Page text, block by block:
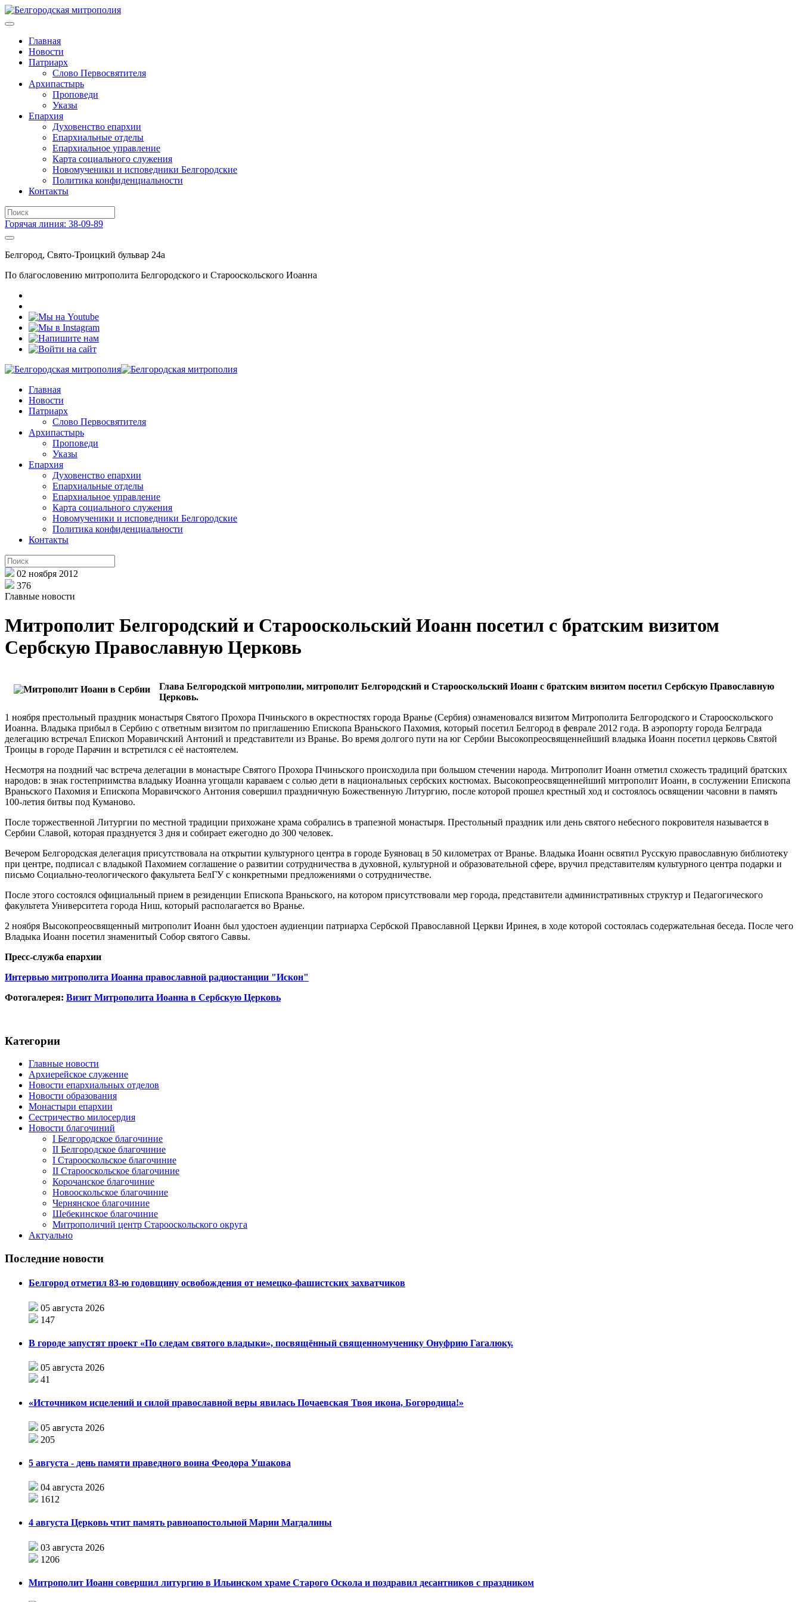
Главная
Новости
Патриарх
Слово Первосвятителя
Архипастырь
Проповеди
Указы
Епархия
Духовенство епархии
Епархиальные отделы
Епархиальное управление
Карта социального служения
Новомученики и исповедники Белгородские
Политика конфиденциальности
Контакты
Горячая линия: 38-09-89
Белгород, Свято-Троицкий бульвар 24а
По благословению митрополита Белгородского и Старооскольского Иоанна
Главная
Новости
Патриарх
Слово Первосвятителя
Архипастырь
Проповеди
Указы
Епархия
Духовенство епархии
Епархиальные отделы
Епархиальное управление
Карта социального служения
Новомученики и исповедники Белгородские
Политика конфиденциальности
Контакты
02 ноября 2012
376
Главные новости
Митрополит Белгородский и Старооскольский Иоанн посетил с братским визитом
Сербскую Православную Церковь
Глава Белгородской митрополии, митрополит Белгородский и Старооскольский Иоанн с братским визитом посетил Сербскую Православную
Церковь.
1 ноября престольный праздник монастыря Святого Прохора Пчиньского в окрестностях города Вранье (Сербия) ознаменовался визитом Митрополита Белгородского и Старооскольского
Иоанна. Владыка прибыл в Сербию с ответным визитом по приглашению Епископа Враньского Пахомия, который посетил Белгород в феврале 2012 года. В аэропорту города Белграда
делегацию встречал Епископ Моравичский Антоний и представители из Вранье. Во время долгого пути на юг Сербии Высокопреосвященнейший владыка Иоанн посетил церковь Святой
Троицы в городе Парачин и встретился с её настоятелем.
Несмотря на поздний час встреча делегации в монастыре Святого Прохора Пчиньского происходила при большом стечении народа. Митрополит Иоанн отметил схожесть традиций братских
народов: в знак гостеприимства владыку Иоанна угощали караваем с солью дети в национальных сербских костюмах. Высокопреосвященнейший митрополит Иоанн, в сослужении Епископа
Враньского Пахомия и Епископа Моравичского Антония совершил праздничную Божественную Литургию, после которой прошел крестный ход и состоялось освящении часовни в память
100-летия битвы под Куманово.
После торжественной Литургии по местной традиции прихожане храма собрались в трапезной монастыря. Престольный праздник или день святого небесного покровителя называется в
Сербии Славой, которая празднуется 3 дня и собирает ежегодно до 300 человек.
Вечером Белгородская делегация присутствовала на открытии культурного центра в городе Буяновац в 50 километрах от Вранье. Владыка Иоанн освятил Русскую православную библиотеку
при центре, подписал с владыкой Пахомием соглашение о развитии сотрудничества в духовной, культурной и образовательной сфере, вручил представителям культурного центра подарки и
письмо Социально-теологического факультета БелГУ с конкретными предложениями о сотрудничестве.
После этого состоялся официальный прием в резиденции Епископа Враньского, на котором присутствовали мер города, представители административных структур и Педагогического
факультета Университета города Ниш, который располагается во Вранье.
2 ноября Высокопреосвященный митрополит Иоанн был удостоен аудиенции патриарха Сербской Православной Церкви Иринея, в ходе которой состоялась содержательная беседа. После чего
Владыка Иоанн посетил знаменитый Собор святого Саввы.
Пресс-служба епархии
Интервью митрополита Иоанна православной радиостанции "Искон"
Фотогалерея: Визит Митрополита Иоанна в Сербскую Церковь
Категории
Главные новости
Архиерейское служение
Новости епархиальных отделов
Новости образования
Монастыри епархии
Сестричество милосердия
Новости благочиний
I Белгородское благочиние
II Белгородское благочиние
I Старооскольское благочиние
II Старооскольское благочиние
Корочанское благочиние
Новооскольское благочиние
Чернянское благочиние
Шебекинское благочиние
Митрополичий центр Старооскольского округа
Актуально
Последние новости
Белгород отметил 83-ю годовщину освобождения от немецко-фашистских захватчиков
05 августа 2026
147
В городе запустят проект «По следам святого владыки», посвящённый священномученику Онуфрию Гагалюку.
05 августа 2026
41
«Источником исцелений и силой православной веры явилась Почаевская Твоя икона, Богородица!»
05 августа 2026
205
5 августа - день памяти праведного воина Феодора Ушакова
04 августа 2026
1612
4 августа Церковь чтит память равноапостольной Марии Магдалины
03 августа 2026
1206
Митрополит Иоанн совершил литургию в Ильинском храме Старого Оскола и поздравил десантников с праздником